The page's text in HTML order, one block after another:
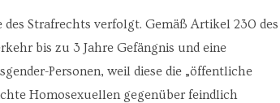
Strafrechts verfolgt. Gemäß Artikel 230 des
bis zu 3 Jahre Gefängnis und eine
Personen, weil diese die „öffentliche
Homosexuellen gegenüber feindlich